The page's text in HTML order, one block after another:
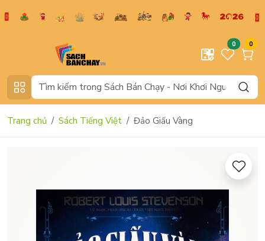
0 0
Trang chủ Sách Tiếng Việt Đảo Giấu Vàng